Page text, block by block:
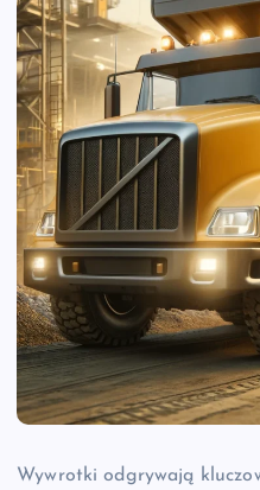
Wywrotki odgrywają